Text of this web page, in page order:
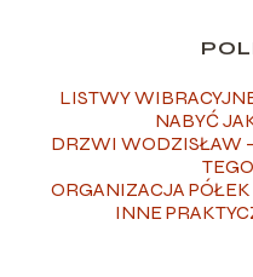
LISTWY
NABYĆ
DRZWI WODZISŁAW
ORGANIZACJA
INNE